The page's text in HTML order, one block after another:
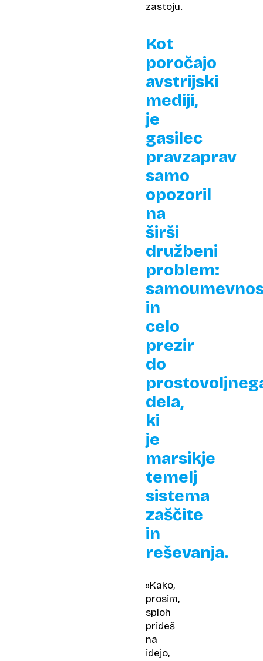
zastoju.
Kot
poročajo
avstrijski
mediji,
je
gasilec
pravzaprav
samo
opozoril
na
širši
družbeni
problem:
in
celo
prezir
do
dela,
ki
je
marsikje
temelj
sistema
zaščite
in
reševanja.
»Kako,
prosim,
sploh
prideš
na
idejo,